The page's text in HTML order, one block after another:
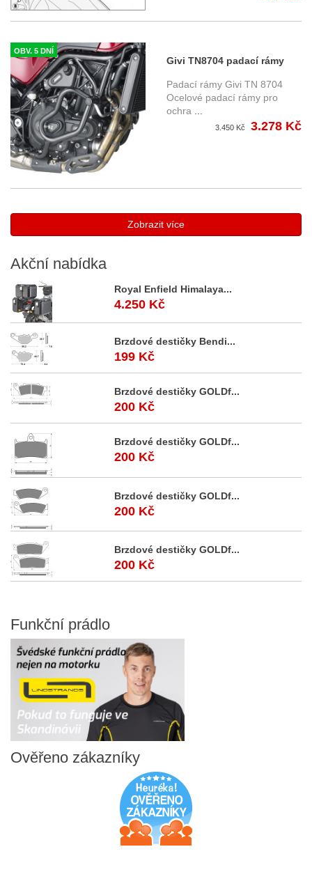
OBV. 5 DNÍ
Givi TN8704 padací rámy
Benelli Leoncino (17-18)
Padací rámy Givi TN 8704
Ocelové padací rámy pro
ochra
3.450 Kč 3.278 Kč
Zobrazit více
Akční nabídka
Royal Enfield Himalaya...
4.250 Kč
Brzdové destičky Bendi...
199 Kč
Brzdové destičky GOLDf...
200 Kč
Brzdové destičky GOLDf...
200 Kč
Brzdové destičky GOLDf...
200 Kč
Brzdové destičky GOLDf...
200 Kč
Funkční prádlo
Ověřeno zákazníky